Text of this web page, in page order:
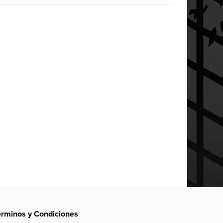
y Condiciones